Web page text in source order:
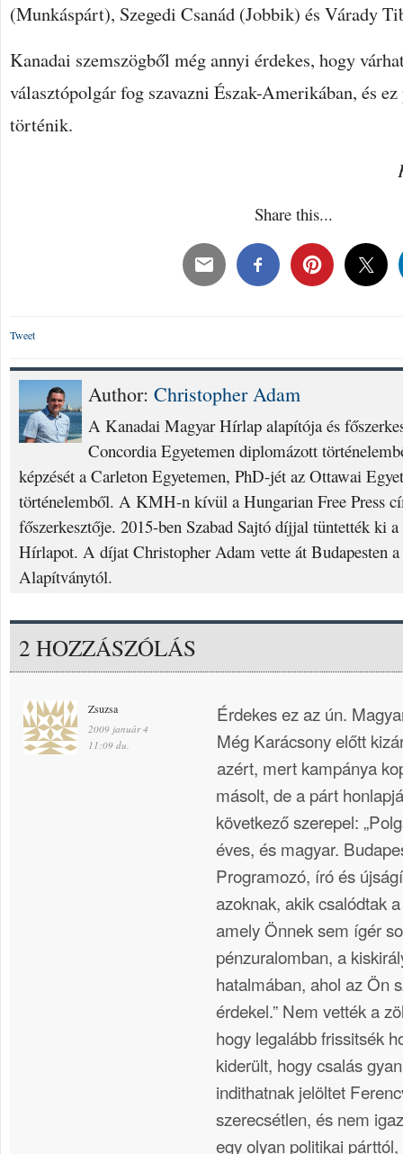
(Munkáspárt), Szegedi Csanád (Jobbik) és Várady
Kanadai szemszögből még annyi érdekes, hogy
választópolgár fog szavazni Észak-Amerikában, és
történik.
Share this...
Tweet
Author: Christopher Adam
A Kanadai Magyar Hírlap alapítója és
Concordia Egyetemen diplomázott
képzését a Carleton Egyetemen, PhD-jét az Ottawai
történelemből. A KMH-n kívül a Hungarian Free Press
főszerkesztője. 2015-ben Szabad Sajtó díjjal tüntették ki
Hírlapot. A díjat Christopher Adam vette át Budapesten a
Alapítványtól.
2 HOZZÁSZÓLÁS
Zsuzsa
2009 január 4
11:09 du.
Érdekes ez az ún.
Még Karácsony előtt
azért, mert kampánya
másolt, de a párt
következő szerepel:
éves, és magyar.
Programozó, író és
azoknak, akik csalódtak
amely Önnek sem ígér
pénzuralomban, a
hatalmában, ahol az Ön
érdekel.” Nem vették a
hogy legalább frissitsék
kiderült, hogy csalás
indithatnak jelöltet
szerecsétlen, és nem
egy olyan politikai